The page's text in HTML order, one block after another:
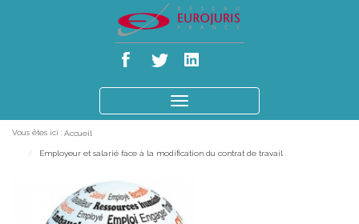
le
Vous êtes ici : Accueil
Employeur et salarié face à la modification du contrat de travail